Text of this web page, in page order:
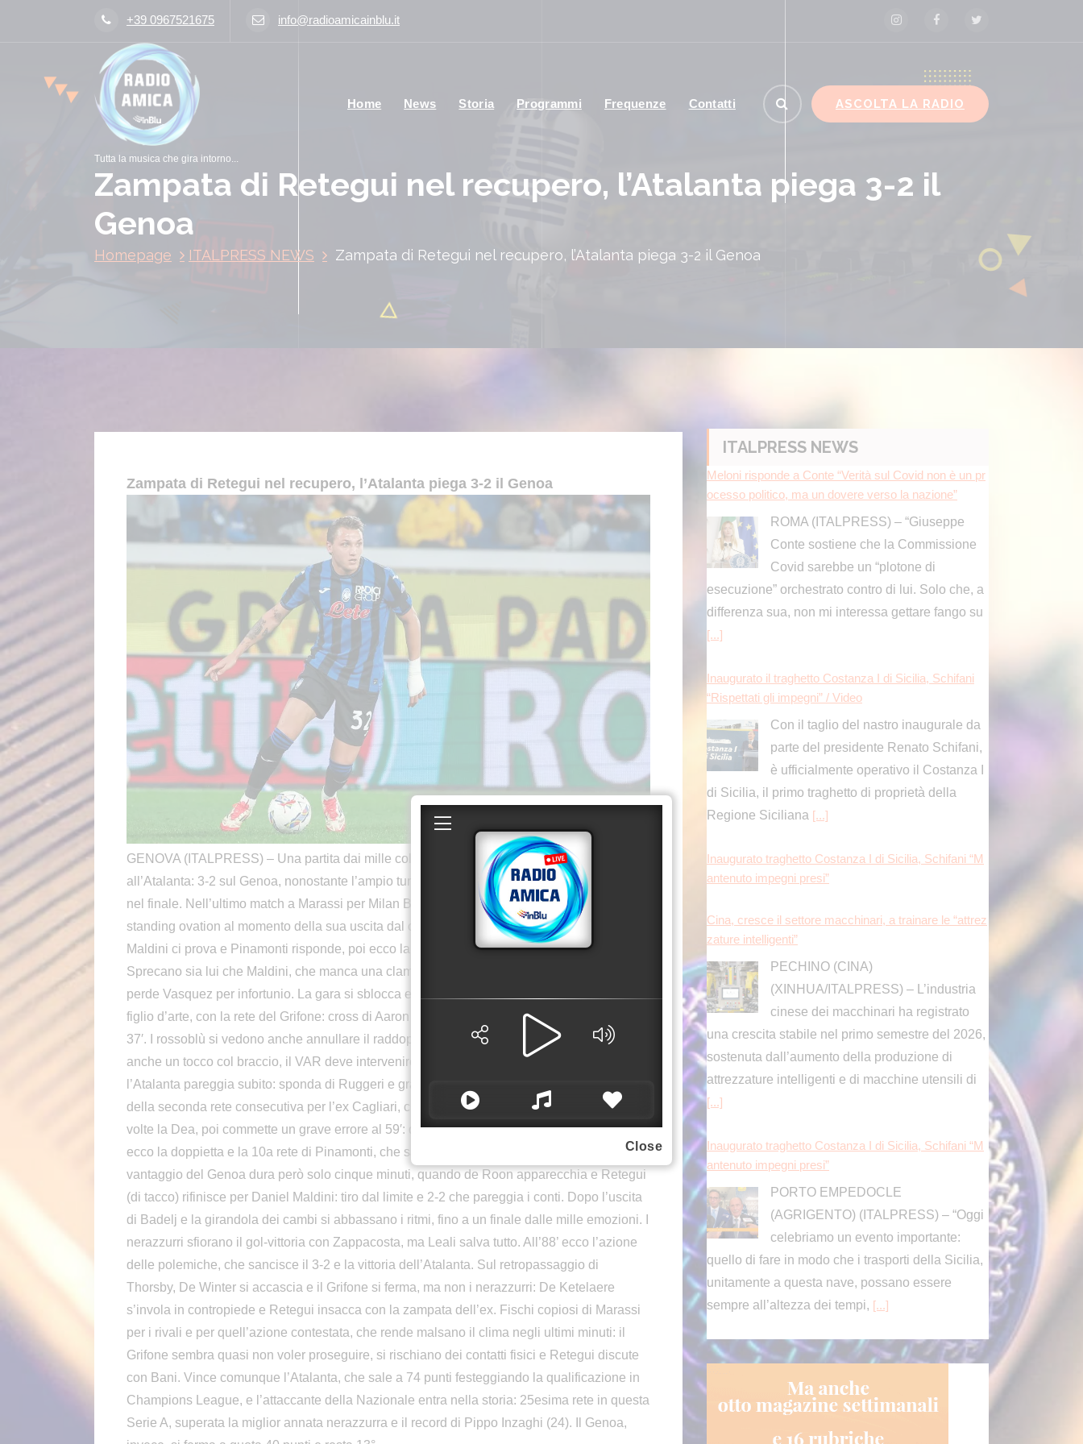
+39 0967521675 info@radioamicainblu.it
Tutta la musica che gira intorno...
Home News Storia Programmi Frequenze Contatti ASCOLTA LA RADIO
Zampata di Retegui nel recupero, l’Atalanta piega 3-2 il
Genoa
Homepage ITALPRESS NEWS Zampata di Retegui nel recupero, l’Atalanta piega 3-2 il Genoa
Zampata di Retegui nel recupero, l’Atalanta piega 3-2 il Genoa
GENOVA (ITALPRESS) – Una partita dai mille colpi di scena consegna la vittoria
all’Atalanta: 3-2 sul Genoa, nonostante l’ampio turnover di Gasperini, con tante polemiche
nel finale. Nell’ultimo match a Marassi per Milan Badelj, omaggiato con una commovente
standing ovation al momento della sua uscita dal campo al 65′, regna l’equilibrio in avvio.
Maldini ci prova e Pinamonti risponde, poi ecco la grande occasione dell’ex Retegui.
Sprecano sia lui che Maldini, che manca una clamorosa rete a porta vuota, mentre il Genoa
perde Vasquez per infortunio. La gara si sblocca esattamente due minuti dopo l’errore del
figlio d’arte, con la rete del Grifone: cross di Aaron Martin e incornata di Pinamonti, è 1-0 al
37′. I rossoblù si vedono anche annullare il raddoppio, per il fallo di Bani su Rui Patricio: c’è
anche un tocco col braccio, il VAR deve intervenire. La ripresa inizia con gli stessi effettivi e
l’Atalanta pareggia subito: sponda di Ruggeri e gran tiro di prima di Sulemana. Si tratta
della seconda rete consecutiva per l’ex Cagliari, che vale l’1-1 al 47′. Hien salva un paio di
volte la Dea, poi commette un grave errore al 59′: disastro in coabitazione con Brescianini,
ecco la doppietta e la 10a rete di Pinamonti, che sale a quota 50 in Serie A. Il rinnovato
vantaggio del Genoa dura però solo cinque minuti, quando de Roon apparecchia e Retegui
(di tacco) rifinisce per Daniel Maldini: tiro dal limite e 2-2 che pareggia i conti. Dopo l’uscita
di Badelj e la girandola dei cambi si abbassano i ritmi, fino a un finale dalle mille emozioni. I
nerazzurri sfiorano il gol-vittoria con Zappacosta, ma Leali salva tutto. All’88’ ecco l’azione
delle polemiche, che sancisce il 3-2 e la vittoria dell’Atalanta. Sul retropassaggio di
Thorsby, De Winter si accascia e il Grifone si ferma, ma non i nerazzurri: De Ketelaere
s’invola in contropiede e Retegui insacca con la zampata dell’ex. Fischi copiosi di Marassi
per i rivali e per quell’azione contestata, che rende malsano il clima negli ultimi minuti: il
Grifone sembra quasi non voler proseguire, si rischiano dei contatti fisici e Retegui discute
con Bani. Vince comunque l’Atalanta, che sale a 74 punti festeggiando la qualificazione in
Champions League, e l’attaccante della Nazionale entra nella storia: 25esima rete in questa
Serie A, superata la miglior annata nerazzurra e il record di Pippo Inzaghi (24). Il Genoa,
ITALPRESS NEWS
ocesso politico, ma un dovere verso la nazione”
ROMA (ITALPRESS) – “Giuseppe
Conte sostiene che la Commissione
Covid sarebbe un “plotone di
esecuzione” orchestrato contro di lui. Solo che, a
differenza sua, non mi interessa gettare fango su
[...]
Inaugurato il traghetto Costanza I di Sicilia, Schifani
Con il taglio del nastro inaugurale da
parte del presidente Renato Schifani,
è ufficialmente operativo il Costanza I
di Sicilia, il primo traghetto di proprietà della
Regione Siciliana[...]
Inaugurato traghetto Costanza I di Sicilia, Schifani “M
PECHINO (CINA)
(XINHUA/ITALPRESS) – L’industria
cinese dei macchinari ha registrato
una crescita stabile nel primo semestre del 2026,
sostenuta dall’aumento della produzione di
attrezzature intelligenti e di macchine utensili di
[...]
Inaugurato traghetto Costanza I di Sicilia, Schifani “M
PORTO EMPEDOCLE
(AGRIGENTO) (ITALPRESS) – “Oggi
celebriamo un evento importante:
quello di fare in modo che i trasporti della Sicilia,
unitamente a questa nave, possano essere
sempre all’altezza dei tempi,[...]
Close